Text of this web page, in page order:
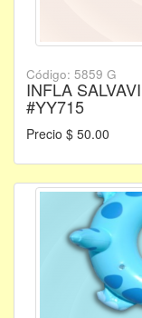
Código: 5859 G
INFLA
#YY715
Precio $ 50.00